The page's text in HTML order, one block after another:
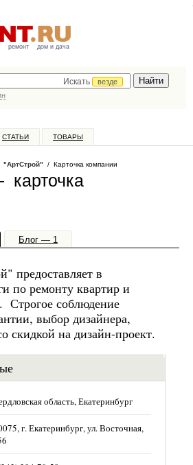
ремонт дом и дача
Искать
везде
СТАТЬИ ТОВАРЫ
"АртСтрой" / Карточка компании
Блог — 1
предоставляет в
по ремонту квартир и
Строгое соблюдение
выбор дизайнера,
скидкой на дизайн-проект.
область, Екатеринбург
г. Екатеринбург, ул. Восточная,